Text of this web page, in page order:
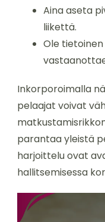
Aina aseta
liikettä.
Ole
Inkorporoimalla
pelaajat voivat
parantaa yleistä
harjoittelu ovat
hallitsemisessa